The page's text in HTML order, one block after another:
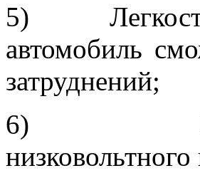
5) Легкость
автомобиль
затруднений;
6)